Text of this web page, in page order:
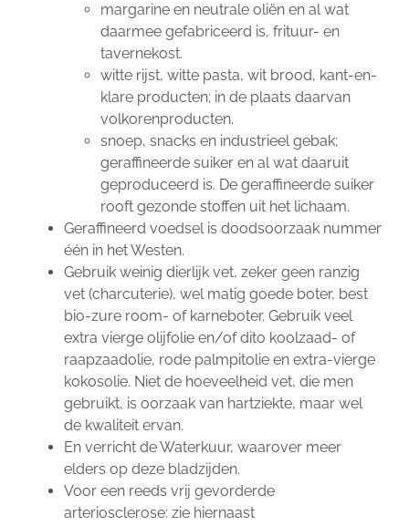
margarine en neutrale oliën en al wat
daarmee gefabriceerd is, frituur- en
tavernekost.
witte rijst, witte pasta, wit brood, kant-en-
klare producten; in de plaats daarvan
volkorenproducten.
snoep, snacks en industrieel gebak;
geraffineerde suiker en al wat daaruit
geproduceerd is. De geraffineerde suiker
rooft gezonde stoffen uit het lichaam.
Geraffineerd voedsel is doodsoorzaak nummer
één in het Westen.
Gebruik weinig dierlijk vet, zeker geen ranzig
vet (charcuterie), wel matig goede boter, best
bio-zure room- of karneboter. Gebruik veel
extra vierge olijfolie en/of dito koolzaad- of
raapzaadolie, rode palmpitolie en extra-vierge
kokosolie. Niet de hoeveelheid vet, die men
gebruikt, is oorzaak van hartziekte, maar wel
de kwaliteit ervan.
En verricht de Waterkuur, waarover meer
elders op deze bladzijden.
Voor een reeds vrij gevorderde
arteriosclerose: zie hiernaast